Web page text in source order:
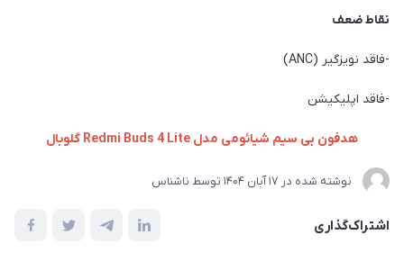
نقاط ضعف
-فاقد نویزگیر (ANC)
-فاقد اپلیکیشن
هدفون بی سیم شیائومی مدل Redmi Buds 4 Lite گلوبال
نوشته شده در 17 آبان 1404 توسط ناشناس
اشتراک‌گذاری